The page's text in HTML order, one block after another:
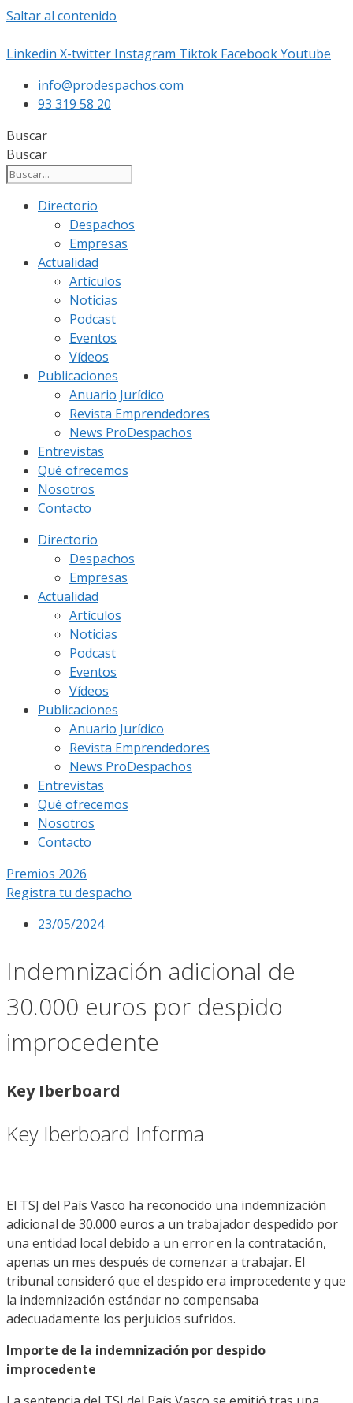
Saltar al contenido
Linkedin X-twitter Instagram Tiktok FacebookYoutube
info@prodespachos.com
93 319 58 20
Buscar
Buscar
Directorio
Despachos
Empresas
Actualidad
Artículos
Noticias
Podcast
Eventos
Vídeos
Publicaciones
Anuario Jurídico
Revista Emprendedores
News ProDespachos
Entrevistas
Qué ofrecemos
Nosotros
Contacto
Directorio
Despachos
Empresas
Actualidad
Artículos
Noticias
Podcast
Eventos
Vídeos
Publicaciones
Anuario Jurídico
Revista Emprendedores
News ProDespachos
Entrevistas
Qué ofrecemos
Nosotros
Contacto
Premios 2026
Registra tu despacho
23/05/2024
Indemnización adicional de
30.000 euros por despido
improcedente
Key Iberboard
Key Iberboard Informa
El TSJ del País Vasco ha reconocido una indemnización
adicional de 30.000 euros a un trabajador despedido por
una entidad local debido a un error en la contratación,
apenas un mes después de comenzar a trabajar. El
tribunal consideró que el despido era improcedente y que
la indemnización estándar no compensaba
adecuadamente los perjuicios sufridos.
Importe de la indemnización por despido
improcedente